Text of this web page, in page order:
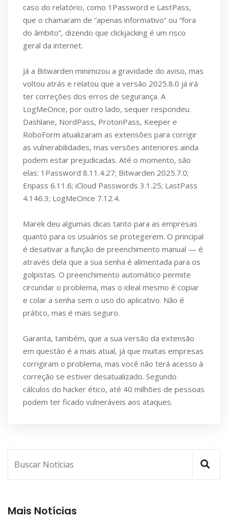
caso do relatório, como 1Password e LastPass,
que o chamaram de “apenas informativo” ou “fora
do âmbito”, dizendo que clickjacking é um risco
geral da internet.
Já a Bitwarden minimizou a gravidade do aviso, mas
voltou atrás e relatou que a versão 2025.8.0 já irá
ter correções dos erros de segurança. A
LogMeOnce, por outro lado, sequer respondeu.
Dashlane, NordPass, ProtonPass, Keeper e
RoboForm atualizaram as extensões para corrigir
as vulnerabilidades, mas versões anteriores ainda
podem estar prejudicadas. Até o momento, são
elas: 1Password 8.11.4.27; Bitwarden 2025.7.0;
Enpass 6.11.6; iCloud Passwords 3.1.25; LastPass
4.146.3; LogMeOnce 7.12.4.
Marek deu algumas dicas tanto para as empresas
quanto para os usuários se protegerem. O principal
é desativar a função de preenchimento manual — é
através dela que a sua senha é alimentada para os
golpistas. O preenchimento automático permite
circundar o problema, mas o ideal mesmo é copiar
e colar a senha sem o uso do aplicativo. Não é
prático, mas é mais seguro.
Garanta, também, que a sua versão da extensão
em questão é a mais atual, já que muitas empresas
corrigiram o problema, mas você não terá acesso à
correção se estiver desatualizado. Segundo
cálculos do hacker ético, até 40 milhões de pessoas
podem ter ficado vulneráveis aos ataques.
Mais Notícias